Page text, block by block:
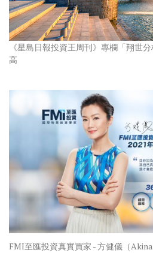
《星島日報投資王周刊》專欄「翔世
高
FMI至匯投資真實買家 - 方健儀（